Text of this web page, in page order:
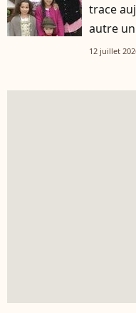
trace
autre
12 juillet